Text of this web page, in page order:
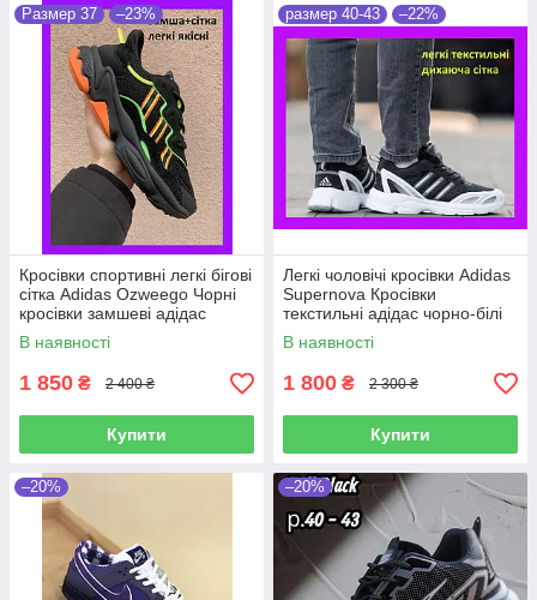
Размер 37 –23%
Кросівки спортивні легкі бігові
сітка Adidas Ozweego Чорні
кросівки замшеві адідас
озвіго 37розмір
В наявності
1 850 ₴ 2 400 ₴
Купити
размер 40-43 –22%
Легкі чоловічі кросівки Adidas
Supernova Кросівки
текстильні адідас чорно-білі
сітка для бігу та спорту
В наявності
1 800 ₴ 2 300 ₴
Купити
–20% –20%